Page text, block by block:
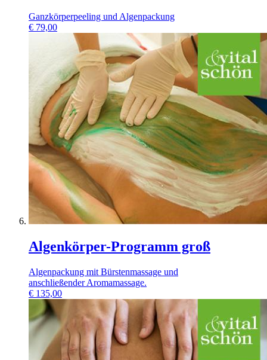
Ganzkörperpeeling und Algenpackung
€ 79,00
Algenkörper-Programm groß
Algenpackung mit Bürstenmassage und
anschließender Aromamassage.
€ 135,00